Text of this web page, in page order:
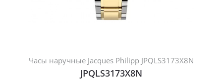
Часы наручные Jacques Philipp JPQLS3173X8N
JPQLS3173X8N